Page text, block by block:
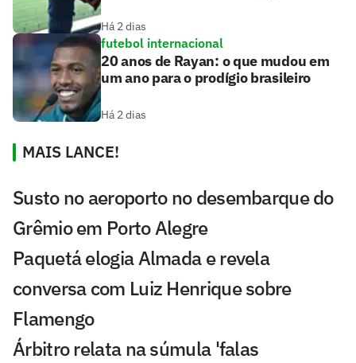
Há 2 dias
futebol internacional
20 anos de Rayan: o que mudou em
um ano para o prodígio brasileiro
Há 2 dias
MAIS LANCE!
Susto no aeroporto no desembarque do
Grêmio em Porto Alegre
Paquetá elogia Almada e revela
conversa com Luiz Henrique sobre
Flamengo
Árbitro relata na súmula 'falas